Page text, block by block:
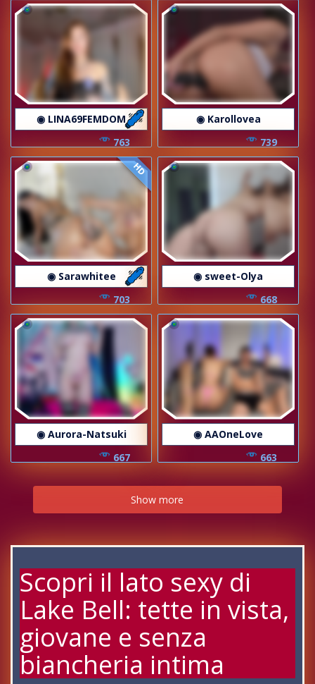
◉ LINA69FEMDOM
763
◉ Karollovea
739
HD
◉ Sarawhitee
703
◉ sweet-Olya
668
◉ Aurora-Natsuki
667
◉ AAOneLove
663
Show more
Scopri il lato sexy di
Lake Bell: tette in vista,
giovane e senza
biancheria intima